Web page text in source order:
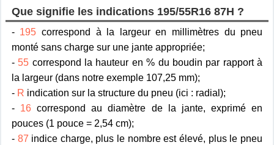
Que signifie les indications 195/55R16 87H ?
- 195 correspond à la largeur en millimètres du pneu
monté sans charge sur une jante appropriée;
- 55 correspond la hauteur en % du boudin par rapport à
la largeur (dans notre exemple 107,25 mm);
- R indication sur la structure du pneu (ici : radial);
- 16correspond au diamètre de la jante, exprimé en
pouces (1 pouce = 2,54 cm);
- 87 indice charge, plus le nombre est élevé, plus le pneu